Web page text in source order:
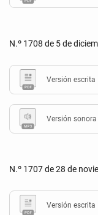
N.º 1708 de 5 de
Versión escrita
Versión sonora
N.º 1707 de 28 de
Versión escrita